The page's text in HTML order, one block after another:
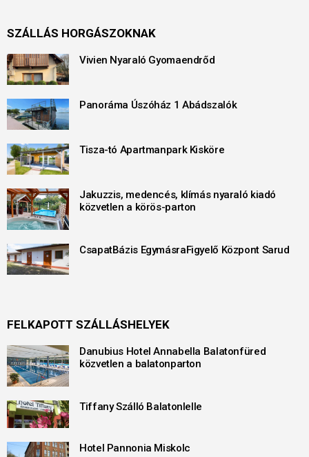
SZÁLLÁS HORGÁSZOKNAK
Vivien Nyaraló Gyomaendrőd
Panoráma Úszóház 1 Abádszalók
Tisza-tó Apartmanpark Kisköre
Jakuzzis, medencés, klímás nyaraló kiadó
közvetlen a körös-parton
CsapatBázis EgymásraFigyelő Központ Sarud
FELKAPOTT SZÁLLÁSHELYEK
Danubius Hotel Annabella Balatonfüred
közvetlen a balatonparton
Tiffany Szálló Balatonlelle
Hotel Pannonia Miskolc